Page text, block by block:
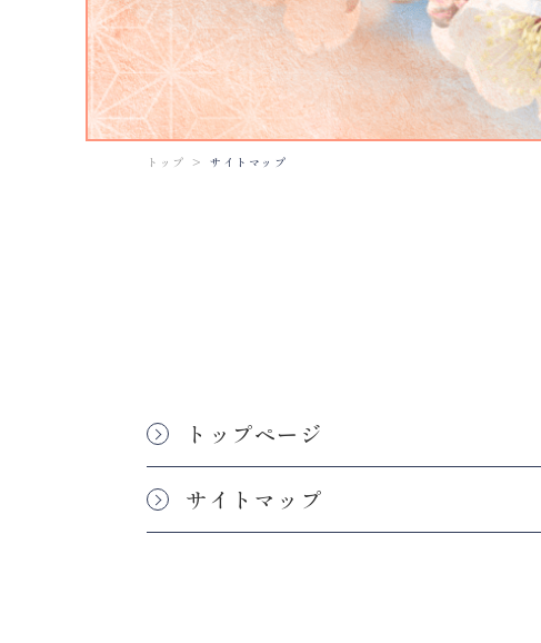
トップ サイトマップ
トップページ
サイトマップ